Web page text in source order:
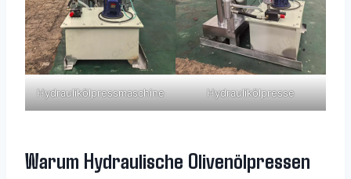
Hydraulikölpressmaschine Hydraulikölpresse
Warum Hydraulische Olivenölpressen